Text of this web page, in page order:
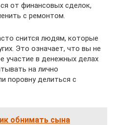
от финансовых сделок,
с ремонтом.
снится людям, которые
Это означает, что вы не
участие в денежных делах
на лично
поровну делиться с
обнимать сына